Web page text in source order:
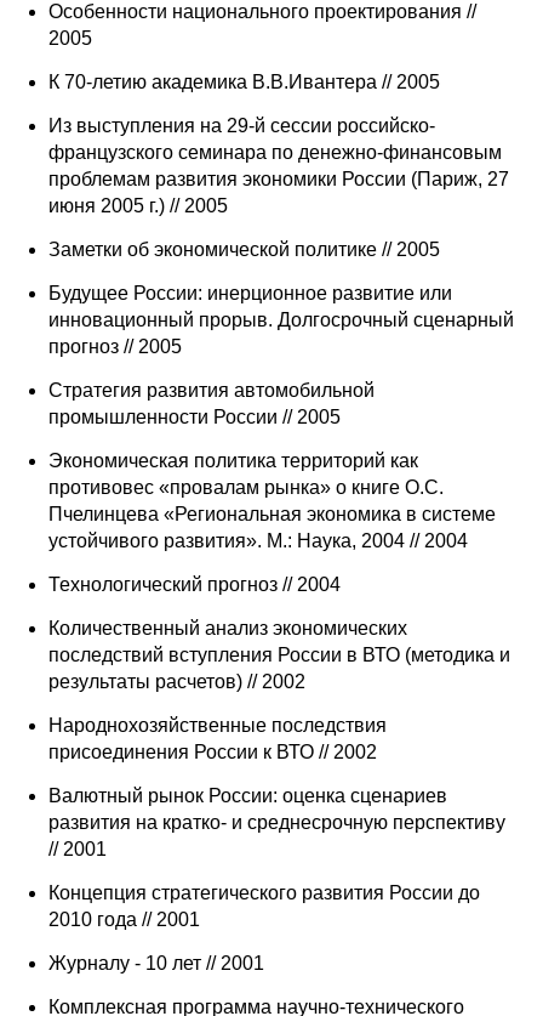
Особенности национального проектирования //
2005
К 70-летию академика В.В.Ивантера // 2005
Из выступления на 29-й сессии российско-
французского семинара по денежно-финансовым
проблемам развития экономики России (Париж, 27
июня 2005 г.) // 2005
Заметки об экономической политике // 2005
Будущее России: инерционное развитие или
инновационный прорыв. Долгосрочный сценарный
прогноз // 2005
Стратегия развития автомобильной
промышленности России // 2005
Экономическая политика территорий как
противовес «провалам рынка» о книге О.С.
Пчелинцева «Региональная экономика в системе
устойчивого развития». М.: Наука, 2004 // 2004
Технологический прогноз // 2004
Количественный анализ экономических
последствий вступления России в ВТО (методика и
результаты расчетов) // 2002
Народнохозяйственные последствия
присоединения России к ВТО // 2002
Валютный рынок России: оценка сценариев
развития на кратко- и среднесрочную перспективу
// 2001
Концепция стратегического развития России до
2010 года // 2001
Журналу - 10 лет // 2001
Комплексная программа научно-технического